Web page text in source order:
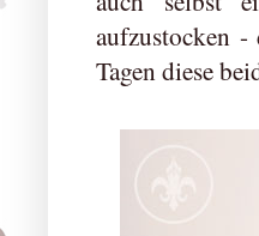
aufzustocken -
Tagen diese